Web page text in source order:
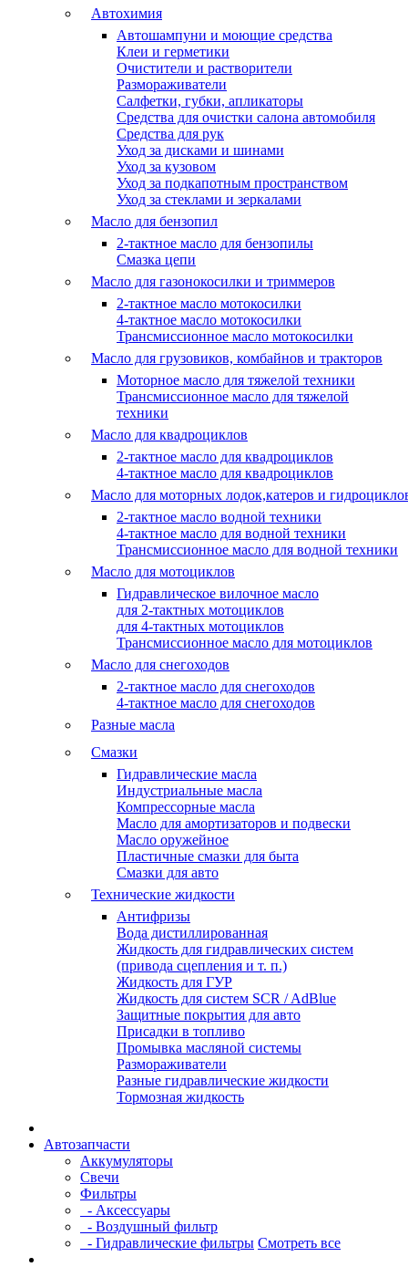
Автохимия
Автошампуни и моющие средства
Клеи и герметики
Очистители и растворители
Размораживатели
Салфетки, губки, апликаторы
Средства для очистки салона автомобиля
Средства для рук
Уход за дисками и шинами
Уход за кузовом
Уход за подкапотным пространством
Уход за стеклами и зеркалами
Масло для бензопил
2-тактное масло для бензопилы
Cмазка цепи
Масло для газонокосилки и триммеров
2-тактное масло мотокосилки
4-тактное масло мотокосилки
Трансмиссионное масло мотокосилки
Масло для грузовиков, комбайнов и тракторов
Моторное масло для тяжелой техники
Трансмиссионное масло для тяжелой
техники
Масло для квадроциклов
2-тактное масло для квадроциклов
4-тактное масло для квадроциклов
Масло для моторных лодок,катеров и
2-тактное масло водной техники
4-тактное масло для водной техники
Трансмиссионное масло для водной техники
Масло для мотоциклов
Гидравлическое вилочное масло
для 2-тактных мотоциклов
для 4-тактных мотоциклов
Трансмиссионное масло для мотоциклов
Масло для снегоходов
2-тактное масло для снегоходов
4-тактное масло для снегоходов
Разные масла
Смазки
Гидравлические масла
Индустриальные масла
Компрессорные масла
Масло для амортизаторов и подвески
Масло оружейное
Пластичные смазки для быта
Смазки для авто
Технические жидкости
Антифризы
Вода дистиллированная
Жидкость для гидравлических систем
(привода сцепления и т. п.)
Жидкость для ГУР
Жидкость для систем SCR / AdBlue
Защитные покрытия для авто
Присадки в топливо
Промывка масляной системы
Размораживатели
Разные гидравлические жидкости
Тормозная жидкость
Автозапчасти
Аккумуляторы
Свечи
Фильтры
- Аксессуары
- Воздушный фильтр
- Гидравлические фильтры Смотреть все